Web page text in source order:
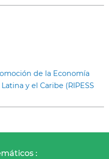
de la Economía
y el Caribe (RIPESS
: